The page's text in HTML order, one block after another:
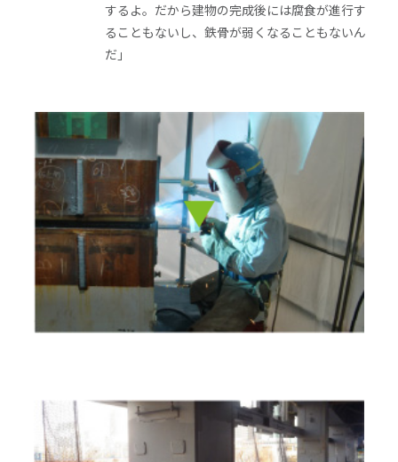
するよ。だから建物の完成後には腐食が進行す
ることもないし、鉄骨が弱くなることもないん
だ」